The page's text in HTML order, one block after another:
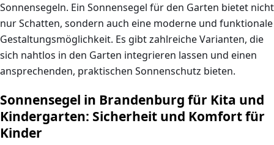
Sonnensegeln. Ein Sonnensegel für den Garten bietet nicht
nur Schatten, sondern auch eine moderne und funktionale
Gestaltungsmöglichkeit. Es gibt zahlreiche Varianten, die
sich nahtlos in den Garten integrieren lassen und einen
ansprechenden, praktischen Sonnenschutz bieten.
Sonnensegel in Brandenburg für Kita und
Kindergarten: Sicherheit und Komfort für
Kinder